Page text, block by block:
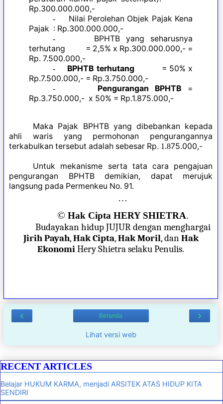
Rp.300.000.000,-
-
Nilai Perolehan Objek Pajak Kena
Pajak : Rp.300.000.000,-
-
BPHTB yang seharusnya
terhutang = 2,5% x Rp.300.000.000,- =
Rp. 7.500.000,-
- BPHTB terhutang = 50% x
Rp.7.500.000,- = Rp.3.750.000,-
- Pengurangan BPHTB =
Rp.3.750.000,- x 50% = Rp.1.875.000,-
Maka Pajak BPHTB yang dibebankan kepada
ahli waris yang permohonan pengurangannya
terkabulkan tersebut adalah sebesar Rp. 1.875.000,-
Untuk mekanisme serta tata cara pengajuan
pengurangan BPHTB demikian, dapat merujuk
langsung pada Permenkeu No. 91.
…
© Hak Cipta HERY SHIETRA.
Budayakan hidup JUJUR dengan menghargai
Jirih Payah,Hak Cipta,Hak Moril, danHak
EkonomiHery Shietra selaku Penulis.
‹ ›
Beranda
Lihat versi web
RECENT ARTICLES
Belajar HUKUM KARMA, menjadi ARSITEK ATAS HIDUP KITA
SENDIRI